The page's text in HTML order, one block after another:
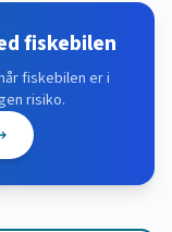
fiskebilen
fiskebilen er i
risiko.